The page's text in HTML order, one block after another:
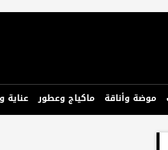
موضة وأناقة ماكياج وعطور عناية